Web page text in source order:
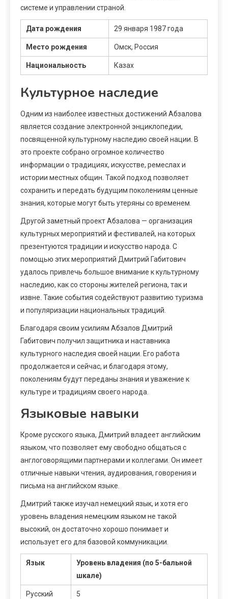
системе и управлении страной.
Дата рождения 29 января 1987 года
Место рождения Омск, Россия
Национальность Казах
Культурное наследие
Одним из наиболее известных достижений Абзалова
является создание электронной энциклопедии,
посвященной культурному наследию своей нации. В
это проекте собрано огромное количество
информации о традициях, искусстве, ремеслах и
истории местных общин. Такой подход позволяет
сохранить и передать будущим поколениям ценные
знания, которые могут быть утеряны со временем.
Другой заметный проект Абзалова — организация
культурных мероприятий и фестивалей, на которых
презентуются традиции и искусство народа. С
помощью этих мероприятий Дмитрий Габитович
удалось привлечь большое внимание к культурному
наследию, как со стороны жителей региона, так и
извне. Такие события содействуют развитию туризма
и популяризации национальных традиций.
Благодаря своим усилиям Абзалов Дмитрий
Габитович получил защитника и наставника
культурного наследия своей нации. Его работа
продолжается и сейчас, и благодаря этому,
поколениям будут переданы знания и уважение к
культуре и традициям своего народа.
Языковые навыки
Кроме русского языка, Дмитрий владеет английским
языком, что позволяет ему свободно общаться с
англоговорящими партнерами и коллегами. Он имеет
отличные навыки чтения, аудирования, говорения и
письма на английском языке.
Дмитрий также изучал немецкий язык, и хотя его
уровень владения немецким языком не такой
высокий, он достаточно хорошо понимает и
использует его для базовой коммуникации.
Язык
Уровень владения (по 5-бальной
шкале)
Русский 5